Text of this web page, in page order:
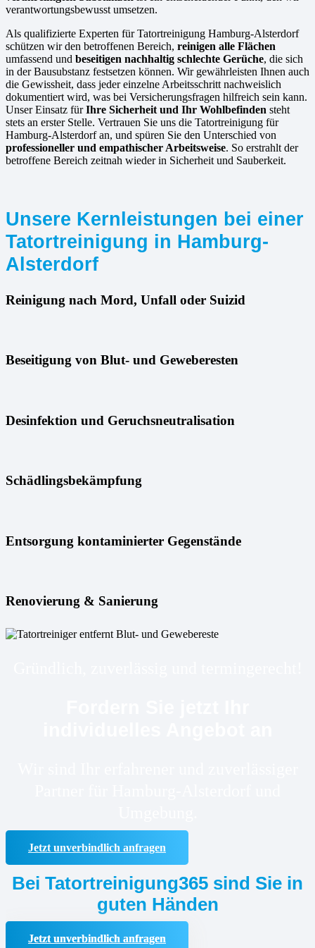
verantwortungsbewusst umsetzen.
Als qualifizierte Experten für Tatortreinigung Hamburg-Alsterdorf
schützen wir den betroffenen Bereich, reinigen alle Flächen
umfassend und beseitigen nachhaltig schlechte Gerüche, die sich
in der Bausubstanz festsetzen können. Wir gewährleisten Ihnen auch
die Gewissheit, dass jeder einzelne Arbeitsschritt nachweislich
dokumentiert wird, was bei Versicherungsfragen hilfreich sein kann.
Unser Einsatz fürIhre Sicherheit und Ihr Wohlbefinden steht
stets an erster Stelle. Vertrauen Sie uns die Tatortreinigung für
Hamburg-Alsterdorf an, und spüren Sie den Unterschied von
professioneller und empathischer Arbeitsweise. So erstrahlt der
betroffene Bereich zeitnah wieder in Sicherheit und Sauberkeit.
Unsere Kernleistungen bei einer
Tatortreinigung in Hamburg-
Alsterdorf
Reinigung nach Mord, Unfall oder Suizid
Beseitigung von Blut- und Geweberesten
Desinfektion und Geruchsneutralisation
Schädlingsbekämpfung
Entsorgung kontaminierter Gegenstände
Renovierung & Sanierung
Jetzt unverbindlich anfragen
Bei Tatortreinigung365 sind Sie in
guten Händen
Jetzt unverbindlich anfragen